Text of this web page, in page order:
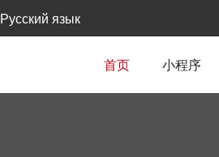
Русский язык
首页 小程序